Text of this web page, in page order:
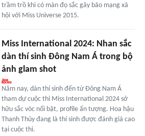
trầm trồ khi có màn đọ sắc gây bão mạng xã
hội với Miss Universe 2015.
Miss International 2024: Nhan sắc
dàn thí sinh Đông Nam Á trong bộ
ảnh glam shot
Năm nay, dàn thí sinh đến từ Đông Nam Á
tham dự cuộc thi Miss International 2024 sở
hữu sắc vóc nổi bật, profile ấn tượng. Hoa hậu
Thanh Thủy đang là thí sinh được đánh giá cao
tại cuộc thi.